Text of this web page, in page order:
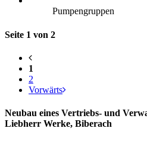
Pumpengruppen
Seite 1 von 2
1
2
Vorwärts
Neubau eines Vertriebs- und
Liebherr Werke, Biberach